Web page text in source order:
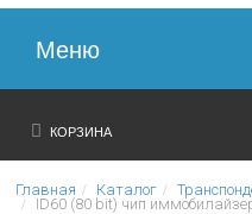
Меню
Главная
О нас
КОРЗИНА
Главная Каталог
ID60 (80 bit) чип